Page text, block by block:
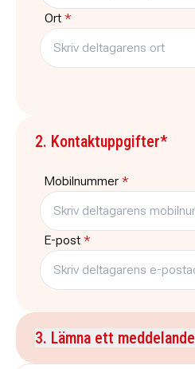
Ort *
2. Kontaktuppgifter*
Mobilnummer *
E-post *
3. Lämna ett meddelande